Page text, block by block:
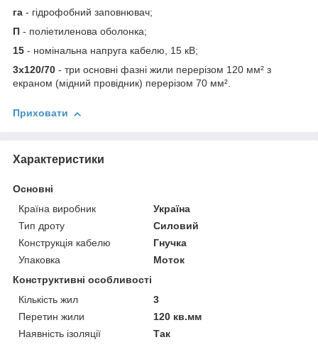
га - гідрофобний заповнювач;
П - поліетиленова оболонка;
15 - номінальна напруга кабелю, 15 кВ;
3х120/70 - три основні фазні жили перерізом 120 мм² з
екраном (мідний провідник) перерізом 70 мм².
Приховати
Характеристики
Основні
Країна виробник
Україна
Тип дроту
Силовий
Конструкція кабелю
Гнучка
Упаковка
Моток
Конструктивні особливості
Кількість жил
3
Перетин жили
120 кв.мм
Наявність ізоляції
Так